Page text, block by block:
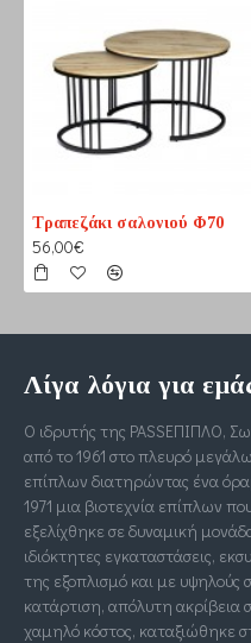
Τραπεζάκι σαλονιού Φ70
56,00€
Λίγα λόγια για
Ο ιδρυτής της PASSΕΠΙΠΛΟ,
από το 1961 στο πλευρό
επίπλων διατηρώντας ένα
1971 μια βιοτεχνία επίπλων
εξελίχθηκε σε δυναμική
ιδιόκτητες εγκαταστάσεις,
της εξοπλισμό και με υψηλούς
κατάρτιση, απόλυτη ακρίβεια
χαμηλό κόστος, καταξιώθηκε